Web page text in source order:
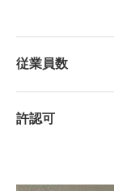
従業員数
許認可